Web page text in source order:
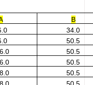
B
34.0
50.5
50.5
50.5
50.5